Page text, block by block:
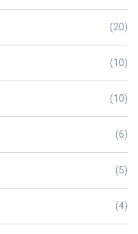
(20)
(10)
(10)
(6)
(5)
(4)